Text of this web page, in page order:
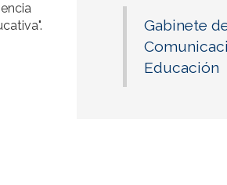
Gabinete
Educación